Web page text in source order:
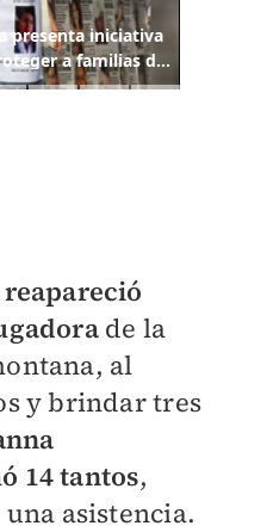
de la
al
y brindar tres
14 tantos,
asistencia.